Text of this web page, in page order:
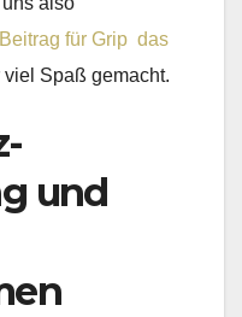
für Grip  das
viel Spaß gemacht.
und